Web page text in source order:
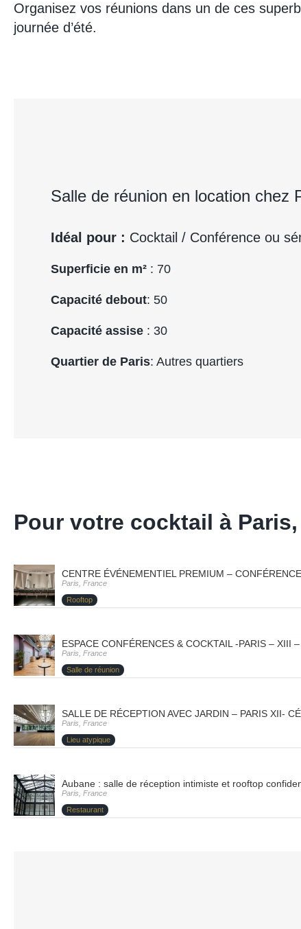
Organisez vos réunions dans un de ces
journée d’été.
Salle de réunion en location chez
Idéal pour : Cocktail / Conférence ou
Superficie en m² : 70
Capacité debout: 50
Capacité assise : 30
Quartier de Paris: Autres quartiers
Pour votre cocktail à
CENTRE ÉVÉNEMENTIEL PREMIUM –
Paris, France
Rooftop
ESPACE CONFÉRENCES & COCKTAIL -PARIS – XIII –
Paris, France
Salle de réunion
SALLE DE RÉCEPTION AVEC JARDIN – PARIS XII-
Paris, France
Lieu atypique
Aubane : salle de réception intimiste et rooftop
Paris, France
Restaurant